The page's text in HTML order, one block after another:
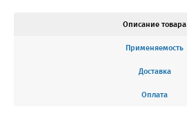
Описание товара
Применяемость
Доставка
Оплата